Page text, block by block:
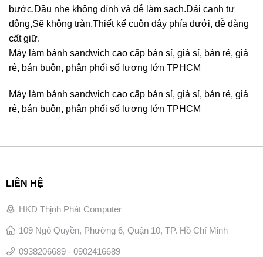
bước.Dầu nhẹ không dính và dễ làm sạch.Dải cạnh tự
động,Sẽ không tràn.Thiết kế cuộn dây phía dưới, dễ dàng
cất giữ.
Máy làm bánh sandwich cao cấp bán sỉ, giá sỉ, bán rẻ, giá
rẻ, bán buôn, phân phối số lượng lớn TPHCM
Máy làm bánh sandwich cao cấp bán sỉ, giá sỉ, bán rẻ, giá
rẻ, bán buôn, phân phối số lượng lớn TPHCM
LIÊN HỆ
HKD Thịnh Phát Computer
109 Ngô Quyền, Phường 6, Quận 10, TP. Hồ Chí Minh
0938206689 - 0902416689